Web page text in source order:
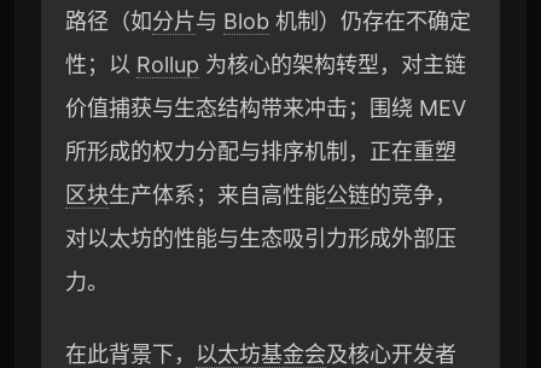
路径（如分片与 Blob 机制）仍存在不确定
性；以 Rollup 为核心的架构转型，对主链
价值捕获与生态结构带来冲击；围绕 MEV
所形成的权力分配与排序机制，正在重塑
区块生产体系；来自高性能公链的竞争，
对以太坊的性能与生态吸引力形成外部压
力。
在此背景下， 以太坊基金会及核心开发者